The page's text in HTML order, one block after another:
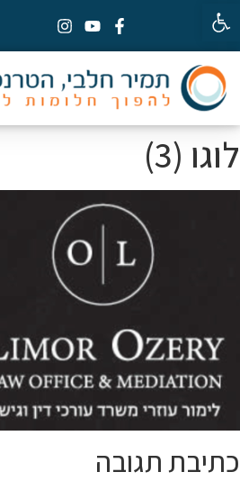
פתח סרגל נגישות
לוגו (3)
כתיבת תגובה